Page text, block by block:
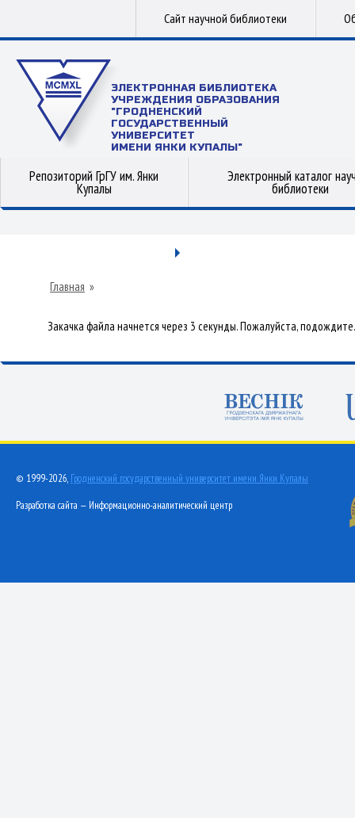
Сайт научной библиотеки
ЭЛЕКТРОННАЯ БИБЛИОТЕКА
УЧРЕЖДЕНИЯ ОБРАЗОВАНИЯ
"ГРОДНЕНСКИЙ
ГОСУДАРСТВЕННЫЙ
УНИВЕРСИТЕТ
ИМЕНИ ЯНКИ КУПАЛЫ"
Репозиторий ГрГУ им. Янки
Купалы
Электронный каталог
библиотеки
Главная »
Закачка файла начнется через 3 секунды. Пожалуйста, подождите.
© 1999-2026, Гродненский государственный университет имени Янки Купалы
Разработка сайта — Информационно-аналитический центр